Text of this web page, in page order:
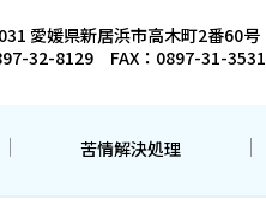
愛媛県新居浜市高木町2番60号
32-8129 FAX：0897-31-3531
苦情解決処理